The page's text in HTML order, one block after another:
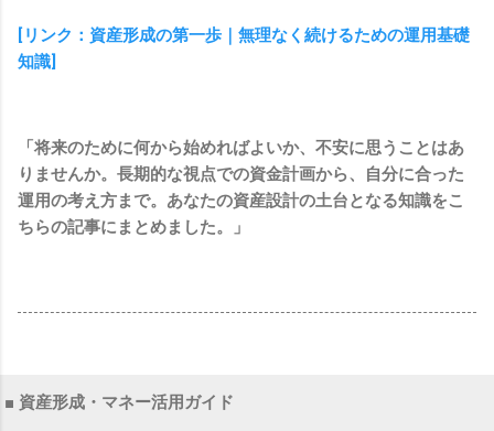
[リンク：資産形成の第一歩｜無理なく続けるための運用基礎
知識]
「将来のために何から始めればよいか、不安に思うことはあ
りませんか。長期的な視点での資金計画から、自分に合った
運用の考え方まで。あなたの資産設計の土台となる知識をこ
ちらの記事にまとめました。」
■ 資産形成・マネー活用ガイド